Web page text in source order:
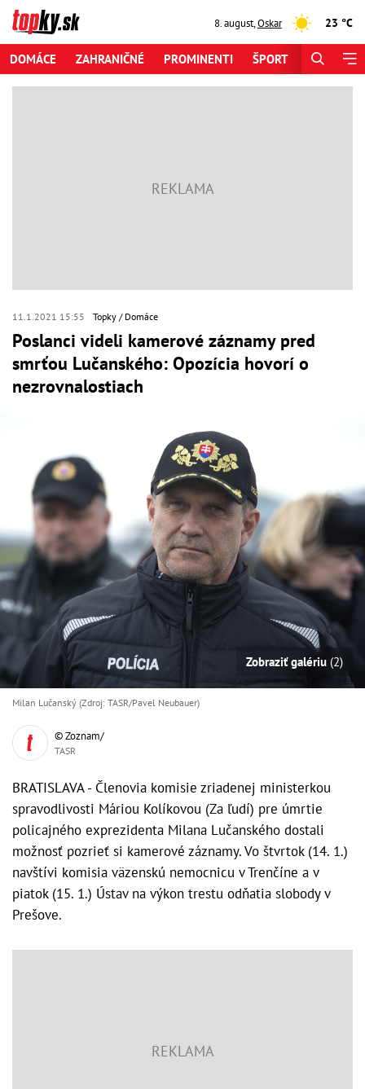
8. august,Oskar 23 °C
DOMÁCE ZAHRANIČNÉ PROMINENTI ŠPORT
11.1.2021 15:55 Topky Domáce
Poslanci videli kamerové záznamy pred
smrťou Lučanského: Opozícia hovorí o
nezrovnalostiach
Zobraziť galériu (2)
Milan Lučanský (Zdroj: TASR/Pavel Neubauer)
© Zoznam/
TASR
BRATISLAVA - Členovia komisie zriadenej ministerkou
spravodlivosti Máriou Kolíkovou (Za ľudí) pre úmrtie
policajného exprezidenta Milana Lučanského dostali
možnosť pozrieť si kamerové záznamy. Vo štvrtok (14. 1.)
navštívi komisia väzenskú nemocnicu v Trenčíne a v
piatok (15. 1.) Ústav na výkon trestu odňatia slobody v
Prešove.